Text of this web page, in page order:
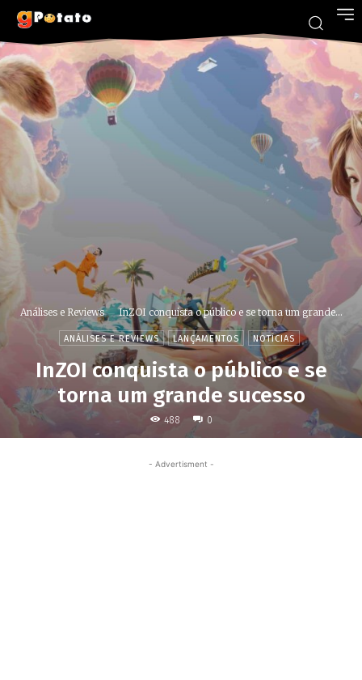
Análises e Reviews InZOI conquista o público e se torna um grande...
ANÁLISES E REVIEWS LANÇAMENTOS NOTÍCIAS
InZOI conquista o público e se
torna um grande sucesso
488 0
- Advertisment -